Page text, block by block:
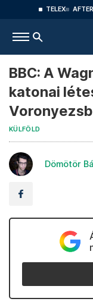
TELEX AFTER
BBC: A
katonai
KÜLFÖLD
Dömötör